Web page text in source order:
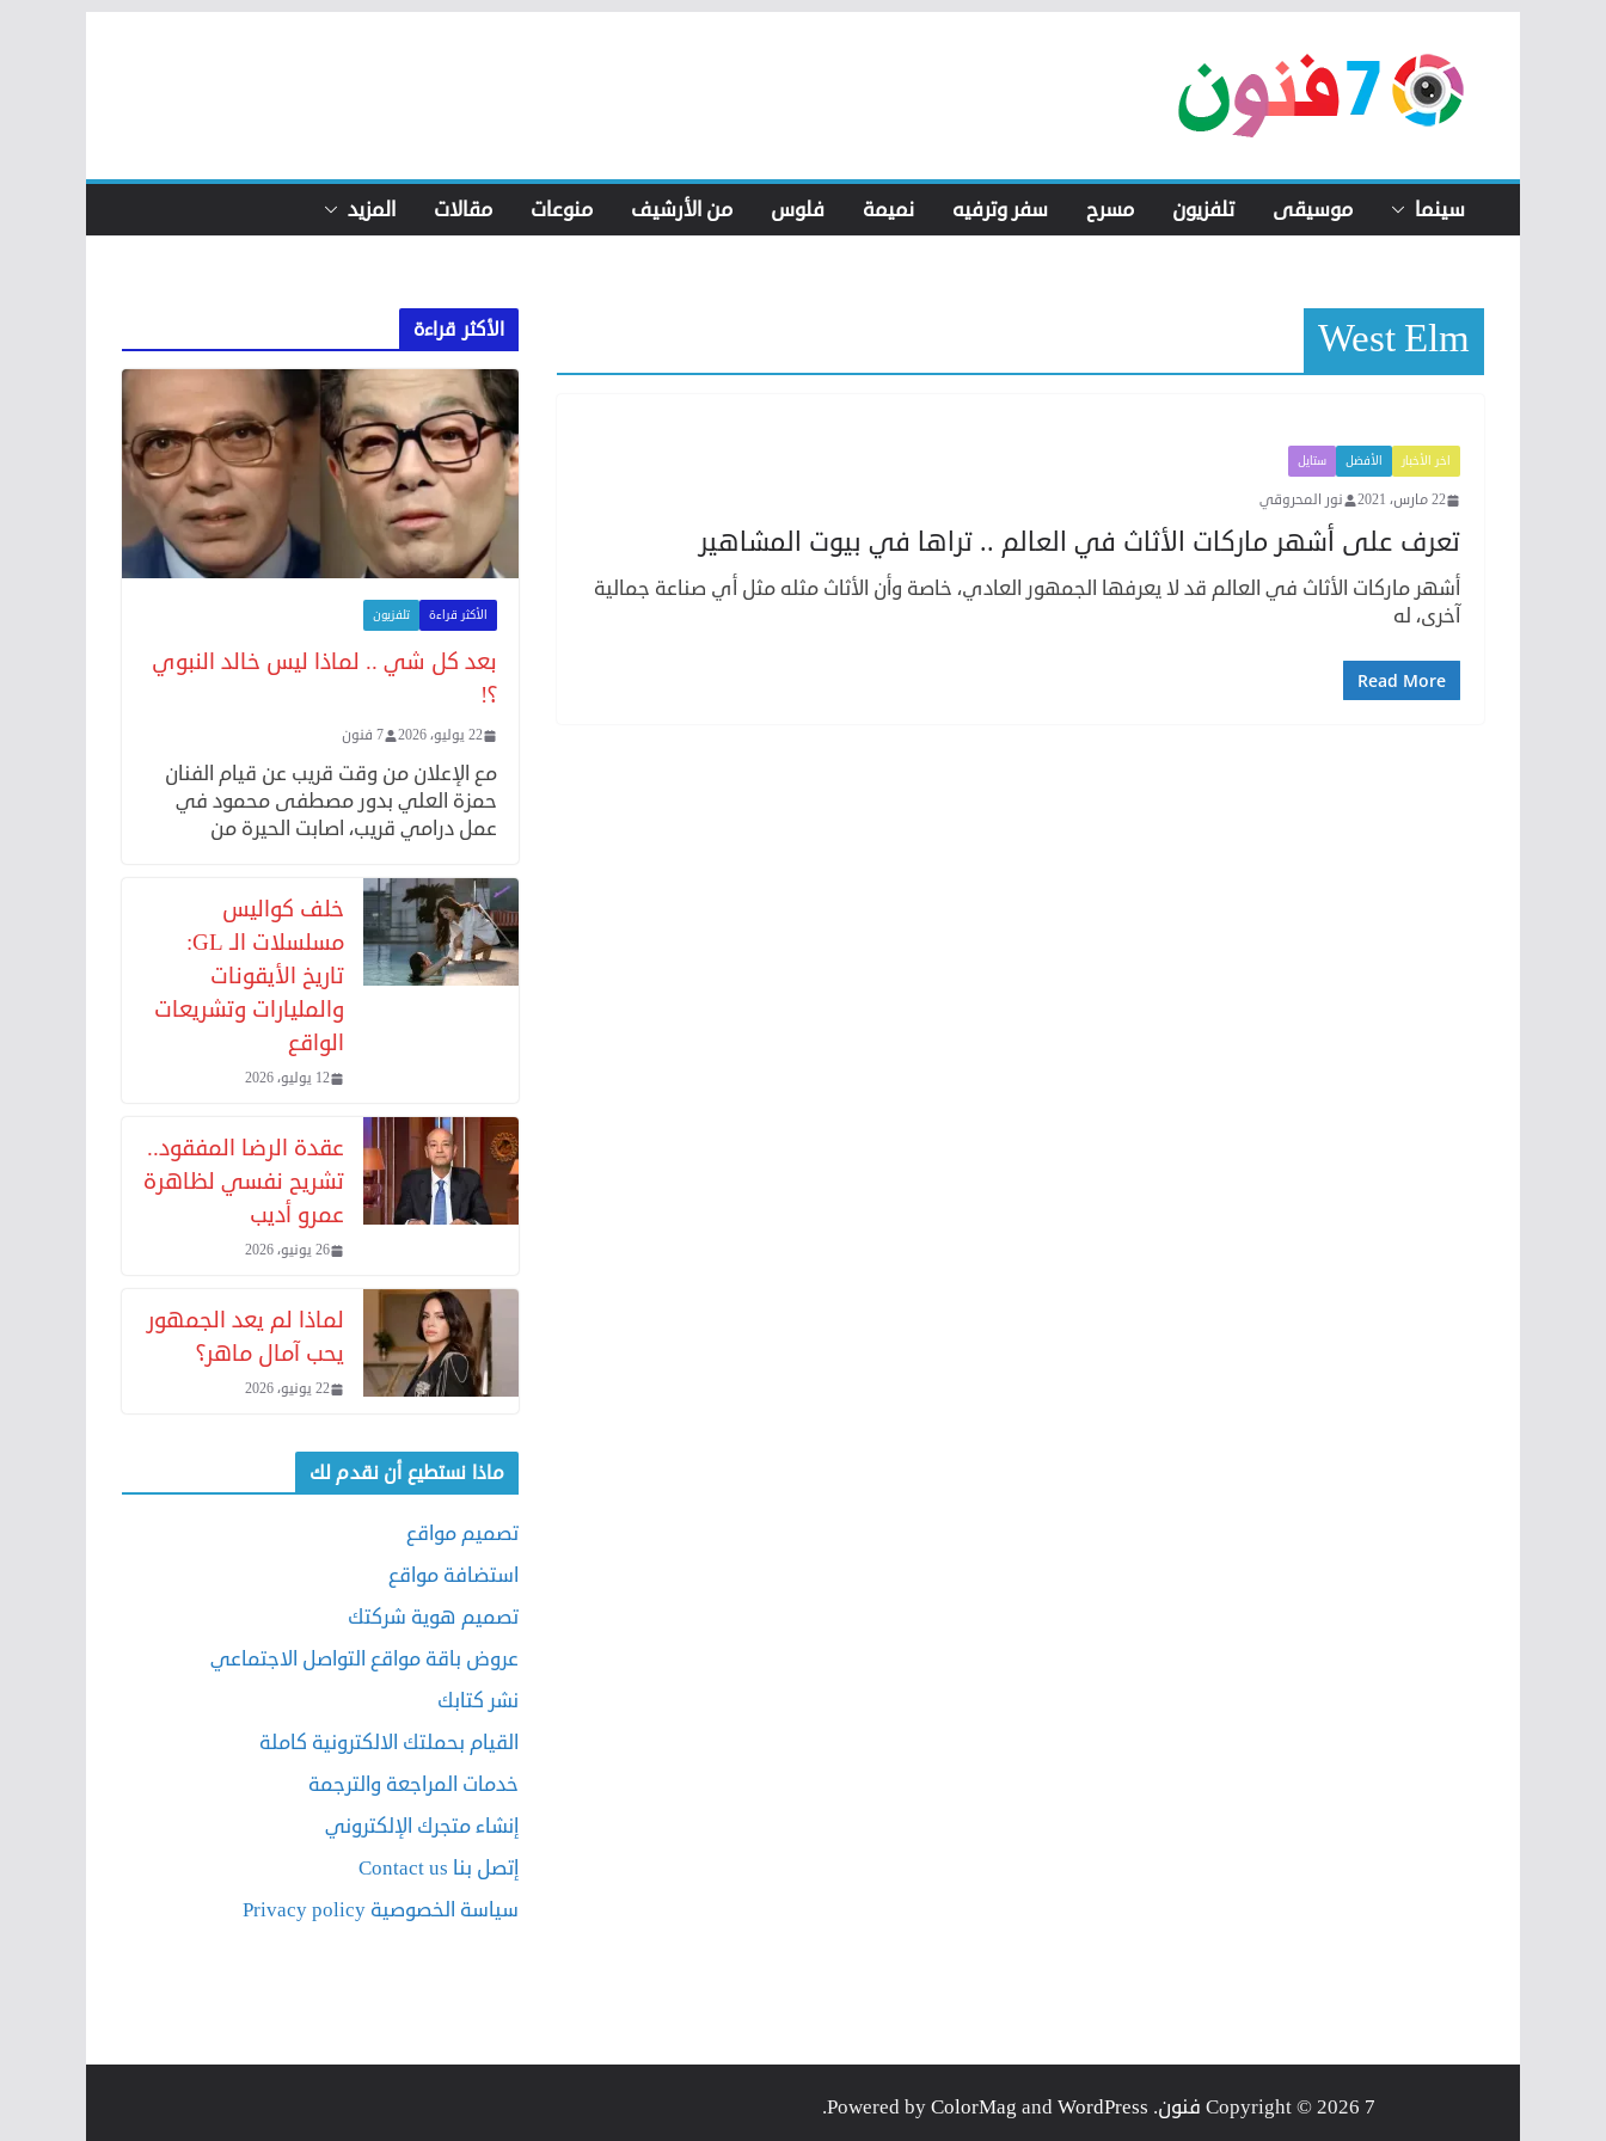
content
سينما موسيقى تلفزيون مسرح سفر وترفيه نميمة فلوس من الأرشيف منوعات مقالات المزيد
West Elm
اخر الأخبار الأفضل ستايل
22 مارس، 2021 نور المحروقي
تعرف على أشهر ماركات الأثاث في العالم .. تراها في بيوت المشاهير
أشهر ماركات الأثاث في العالم قد لا يعرفها الجمهور العادي، خاصة وأن الأثاث مثله مثل أي صناعة جمالية
آخرى، له
Read More
الأكثر قراءة
الأكثر قراءة تلفزيون
بعد كل شي .. لماذا ليس خالد النبوي
؟!
22 يوليو، 2026 7 فنون
مع الإعلان من وقت قريب عن قيام الفنان
حمزة العلي بدور مصطفى محمود في
عمل درامي قريب، اصابت الحيرة من
خلف كواليس
مسلسلات الـ GL:
تاريخ الأيقونات
والمليارات وتشريعات
الواقع
12 يوليو، 2026
عقدة الرضا المفقود..
تشريح نفسي لظاهرة
عمرو أديب
26 يونيو، 2026
لماذا لم يعد الجمهور
يحب آمال ماهر؟
22 يونيو، 2026
ماذا نستطيع أن نقدم لك
تصميم مواقع
استضافة مواقع
تصميم هوية شركتك
عروض باقة مواقع التواصل الاجتماعي
نشر كتابك
القيام بحملتك الالكترونية كاملة
خدمات المراجعة والترجمة
إنشاء متجرك الإلكتروني
إتصل بنا Contact us
سياسة الخصوصية Privacy policy
Copyright © 2026 7 فنون . Powered by
ColorMag andWordPress
.